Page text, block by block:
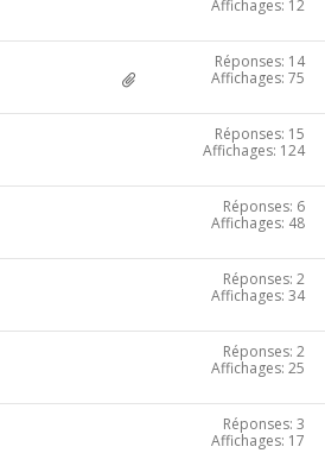
Affichages: 12
Réponses: 14
Affichages: 75
Réponses: 15
Affichages: 124
Réponses: 6
Affichages: 48
Réponses: 2
Affichages: 34
Réponses: 2
Affichages: 25
Réponses: 3
Affichages: 17